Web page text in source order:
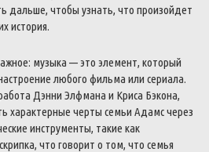
дальше, чтобы узнать, что произойдет
история.
музыка — это элемент, который
любого фильма или сериала.
Дэнни Элфмана и Криса Бэкона,
характерные черты семьи Адамс через
инструменты, такие как
что говорит о том, что семья